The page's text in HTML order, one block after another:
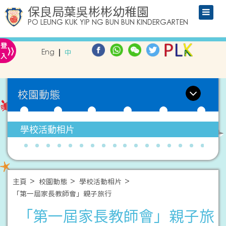
保良局葉吳彬彬幼稚園
PO LEUNG KUK YIP NG BUN BUN KINDERGARTEN
登
入» Eng 中
校園動態
學校活動相片
主頁 校園動態
學校活動相片
「第一屆家長教師會」親子旅行
「第一屆家長教師會」親子旅